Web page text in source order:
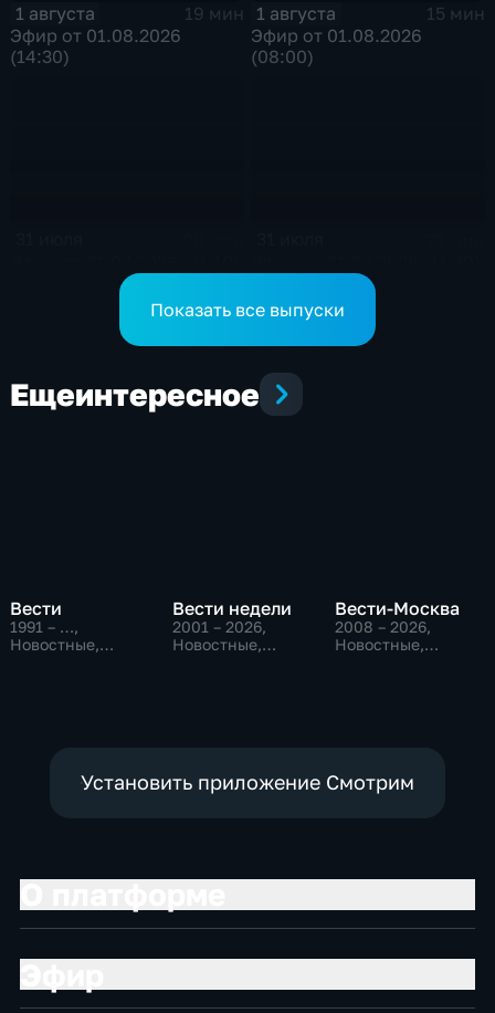
1 августа
19 мин
Эфир от 01.08.2026
(14:30)
1 августа
15 мин
Эфир от 01.08.2026
(08:00)
Показать все выпуски
Ещеинтересное
Вести
1991 – …,
Новостные,
Вести недели
2001 – 2026,
Новостные,
Вести-Москва
2008 – 2026,
Новостные,
Установить приложение Смотрим